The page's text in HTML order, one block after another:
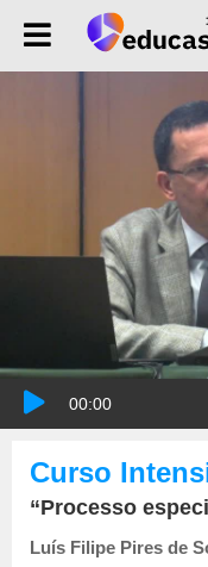
00:00
Curso
“Processo especial de Prestação